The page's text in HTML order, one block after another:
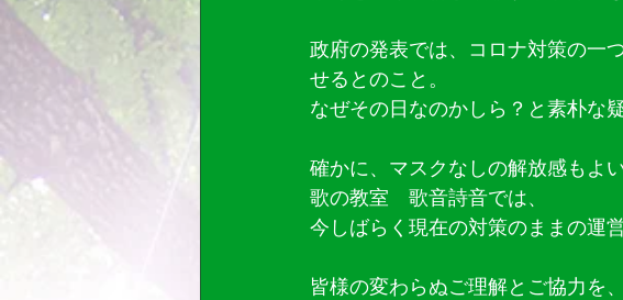
政府の発表では、コロナ対策の一
せるとのこと。
なぜその日なのかしら？と素朴な
確かに、マスクなしの解放感もよ
歌の教室　歌音詩音では、
今しばらく現在の対策のままの運
皆様の変わらぬご理解とご協力を